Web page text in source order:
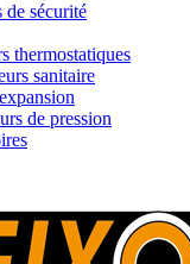
de sécurité
thermostatiques
sanitaire
de pression